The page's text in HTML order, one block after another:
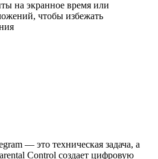
на экранное время или
чтобы избежать
— это техническая задача, а
Control создает цифровую